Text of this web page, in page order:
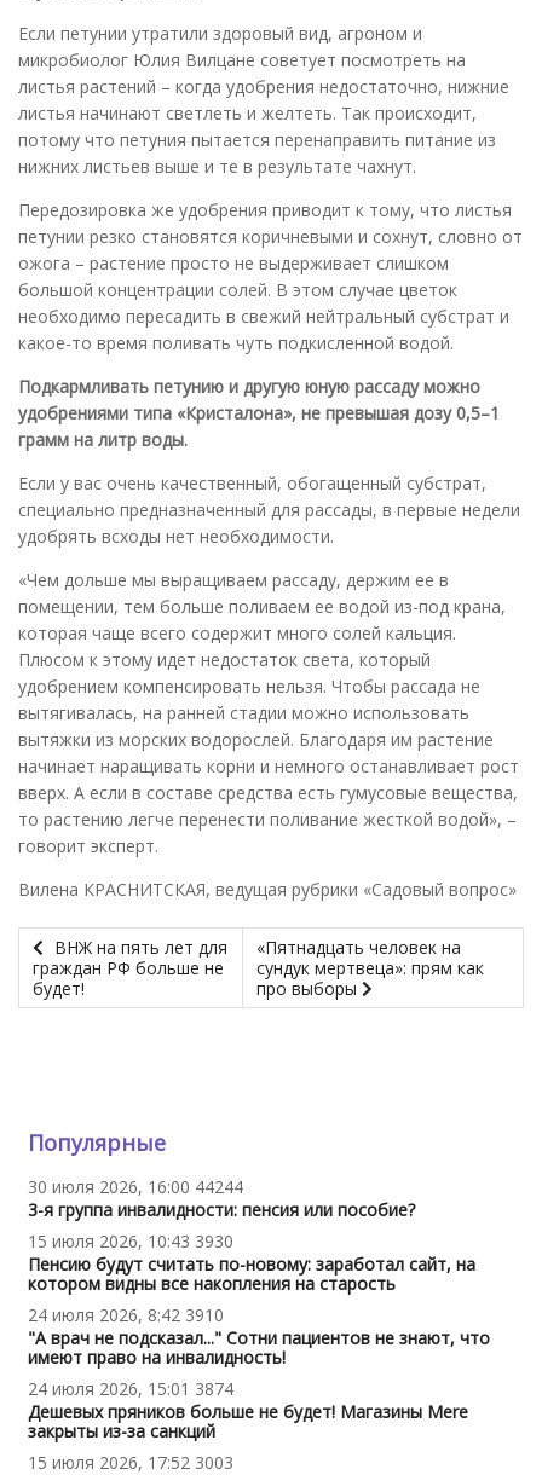
Если петунии утратили здоровый вид, агроном и
микробиолог Юлия Вилцане советует посмотреть на
листья растений – когда удобрения недостаточно, нижние
листья начинают светлеть и желтеть. Так происходит,
потому что петуния пытается перенаправить питание из
нижних листьев выше и те в результате чахнут.
Передозировка же удобрения приводит к тому, что листья
петунии резко становятся коричневыми и сохнут, словно от
ожога – растение просто не выдерживает слишком
большой концентрации солей. В этом случае цветок
необходимо пересадить в свежий нейтральный субстрат и
какое-то время поливать чуть подкисленной водой.
Подкармливать петунию и другую юную рассаду можно
удобрениями типа «Кристалона», не превышая дозу 0,5–1
грамм на литр воды.
Если у вас очень качественный, обогащенный субстрат,
специально предназначенный для рассады, в первые недели
удобрять всходы нет необходимости.
«Чем дольше мы выращиваем рассаду, держим ее в
помещении, тем больше поливаем ее водой из-под крана,
которая чаще всего содержит много солей кальция.
Плюсом к этому идет недостаток света, который
удобрением компенсировать нельзя. Чтобы рассада не
вытягивалась, на ранней стадии можно использовать
вытяжки из морских водорослей. Благодаря им растение
начинает наращивать корни и немного останавливает рост
вверх. А если в составе средства есть гумусовые вещества,
то растению легче перенести поливание жесткой водой», –
говорит эксперт.
Вилена КРАСНИТСКАЯ, ведущая рубрики «Садовый вопрос»
ВНЖ на пять лет для
граждан РФ больше не
будет!
«Пятнадцать человек на
сундук мертвеца»: прям как
про выборы
Популярные
30 июля 2026, 16:00 44244
3-я группа инвалидности: пенсия или пособие?
15 июля 2026, 10:43 3930
Пенсию будут считать по-новому: заработал сайт, на
котором видны все накопления на старость
24 июля 2026, 8:42 3910
"А врач не подсказал..." Сотни пациентов не знают, что
имеют право на инвалидность!
24 июля 2026, 15:01 3874
Дешевых пряников больше не будет! Магазины Mere
закрыты из-за санкций
15 июля 2026, 17:52 3003